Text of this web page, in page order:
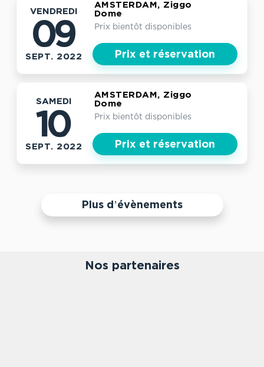
VENDREDI
09
SEPT. 2022
AMSTERDAM, Ziggo
Dome
Prix bientôt disponibles
Prix et réservation
SAMEDI
10
SEPT. 2022
AMSTERDAM, Ziggo
Dome
Prix bientôt disponibles
Prix et réservation
Plus d’évènements
Nos partenaires